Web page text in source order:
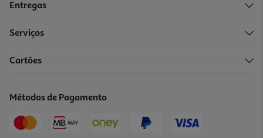
Entregas
Serviços
Cartões
Métodos de Pagamento